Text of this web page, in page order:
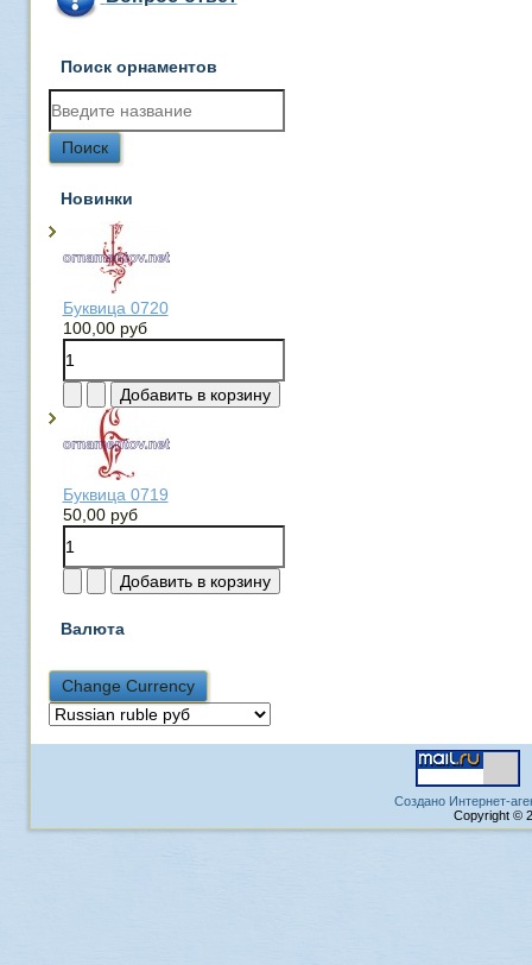
Поиск орнаментов
Новинки
Буквица 0720
100,00 руб
Буквица 0719
50,00 руб
Валюта
Создано Интернет-
Copyright ©